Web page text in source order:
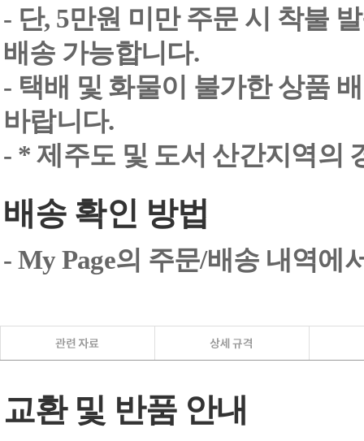
- 단, 5만원 미만 주문 시 착불
배송 가능합니다.
- 택배 및 화물이 불가한 상품
바랍니다.
- * 제주도 및 도서 산간지역의
배송 확인 방법
- My Page의 주문/배송 내역에
교환 및 반품 안내